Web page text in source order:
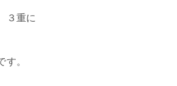
３重に
す。